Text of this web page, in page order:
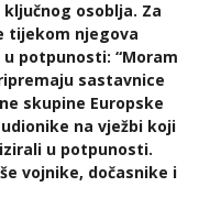
osoblja. Za
tijekom njegova
potpunosti: “Moram
sastavnice
skupine Europske
na vježbi koji
u potpunosti.
vojnike, dočasnike i